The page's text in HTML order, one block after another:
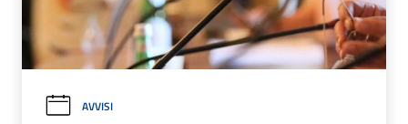
AVVISI